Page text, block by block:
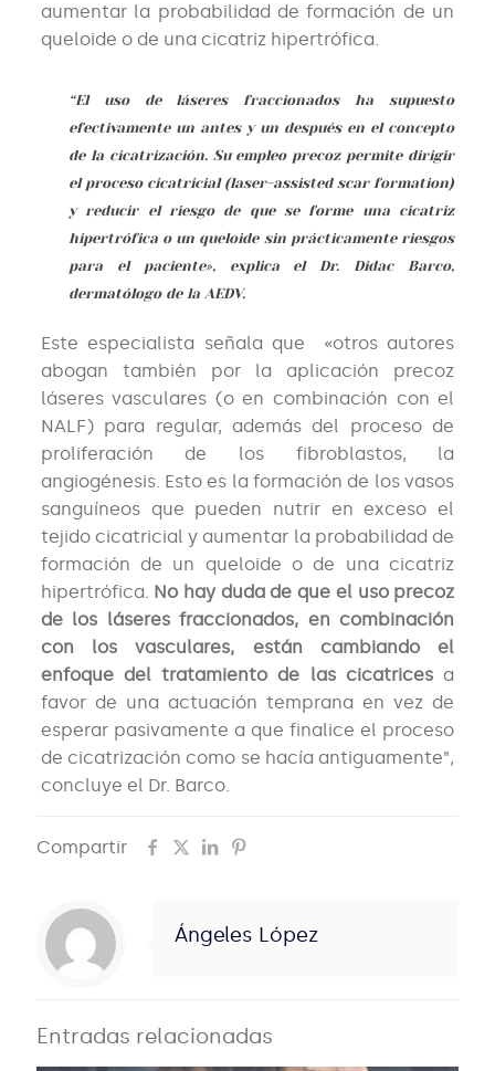
aumentar la probabilidad de formación de un
queloide o de una cicatriz hipertrófica.
“El uso de láseres fraccionados ha supuesto
efectivamente un antes y un después en el concepto
de la cicatrización. Su empleo precoz permite dirigir
el proceso cicatricial (laser-assisted scar formation)
y reducir el riesgo de que se forme una cicatriz
hipertrófica o un queloide sin prácticamente riesgos
para el paciente», explica el Dr. Didac Barco,
dermatólogo de la AEDV.
Este especialista señala que «otros autores
abogan también por la aplicación precoz
láseres vasculares (o en combinación con el
NALF) para regular, además del proceso de
proliferación de los fibroblastos, la
angiogénesis. Esto es la formación de los vasos
sanguíneos que pueden nutrir en exceso el
tejido cicatricial y aumentar la probabilidad de
formación de un queloide o de una cicatriz
hipertrófica. No hay duda de que el uso precoz
de los láseres fraccionados, en combinación
con los vasculares, están cambiando el
enfoque del tratamiento de las cicatricesa
favor de una actuación temprana en vez de
esperar pasivamente a que finalice el proceso
de cicatrización como se hacía antiguamente”,
concluye el Dr. Barco.
Compartir
Ángeles López
Entradas relacionadas